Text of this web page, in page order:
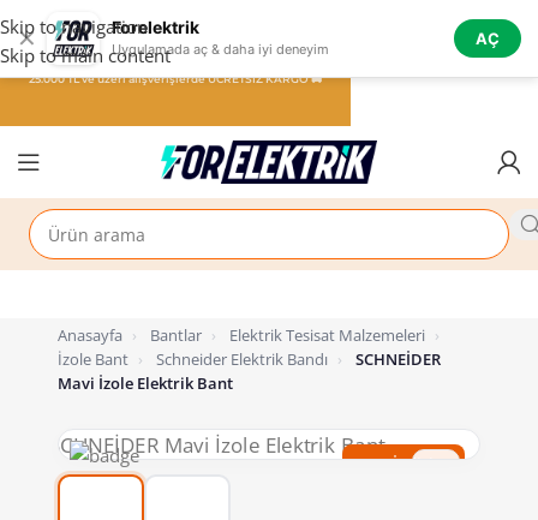
✕ Forelektrik
Uygulamada aç & daha iyi deneyim
AÇ
Skip to navigation
Skip to main content
Anasayfa › Bantlar › Elektrik Tesisat Malzemeleri ›
İzole Bant › Schneider Elektrik Bandı ›
SCHNEİDER
Mavi İzole Elektrik Bant
%43 İndirim
25.000 TL ve üzeri alışverişlerde ÜCRETSİZ KARGO 🚚